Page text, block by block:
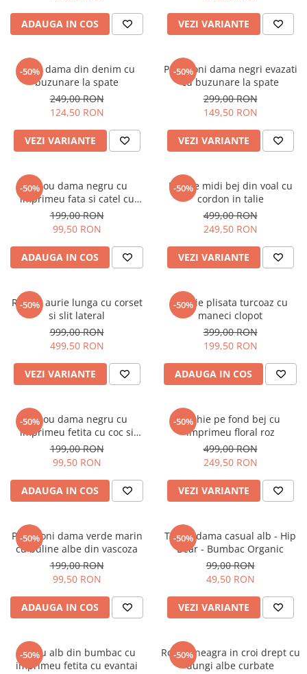
ADAUGA IN COS VEZI VARIANTE
-50%
Blugi dama din denim cu
buzunare la spate
249,00 RON
124,50 RON
VEZI VARIANTE
-50%
Pantaloni dama negri evazati
cu buzunare la spate
299,00 RON
149,50 RON
VEZI VARIANTE
-50%
Tricou dama negru cu
imprimeu fata si catel cu
ochelari
199,00 RON
99,50 RON
ADAUGA IN COS
-50%
Rochie midi bej din voal cu
cordon in talie
499,00 RON
249,50 RON
VEZI VARIANTE
-50%
Rochie aurie lunga cu corset
si slit lateral
999,00 RON
499,50 RON
VEZI VARIANTE
-50%
Rochie plisata turcoaz cu
maneci clopot
399,00 RON
199,50 RON
ADAUGA IN COS
-50%
Tricou dama negru cu
imprimeu fetita cu coc si
ochelari albastrii
199,00 RON
99,50 RON
ADAUGA IN COS
-50%
Rochie pe fond bej cu
imprimeu floral roz
499,00 RON
249,50 RON
VEZI VARIANTE
-50%
Pantaloni dama verde marin
cu buline albe din vascoza
199,00 RON
99,50 RON
ADAUGA IN COS
-50%
Tricou dama casual alb - Hip
Bear - Bumbac Organic
99,00 RON
49,50 RON
VEZI VARIANTE
-50%
Tricou alb din bumbac cu
imprimeu fetita cu evantai
-50%
Rochie neagra in croi drept cu
dungi albe curbate